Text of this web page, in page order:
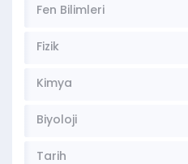
Fen Bilimleri
Fizik
Kimya
Biyoloji
Tarih